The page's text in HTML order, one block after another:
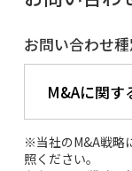
お問い合わせ
※当社のM&A戦略
照ください。